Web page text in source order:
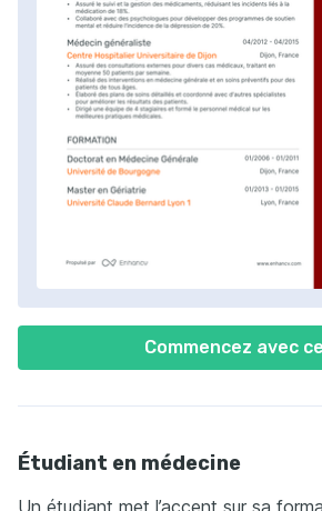
Commencez avec
Étudiant en médecine
Un étudiant met l’accent sur sa